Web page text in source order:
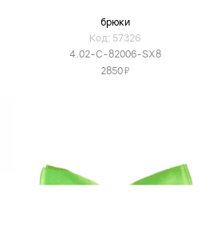
брюки
Код: 57326
4.02-C-82006-SX8
2850Я